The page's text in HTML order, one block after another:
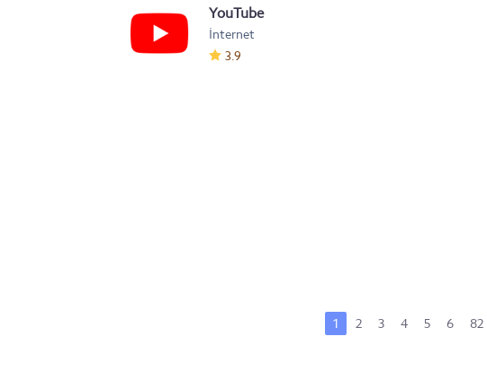
YouTube
İnternet
3.9
1 2 3 4 5 6 82